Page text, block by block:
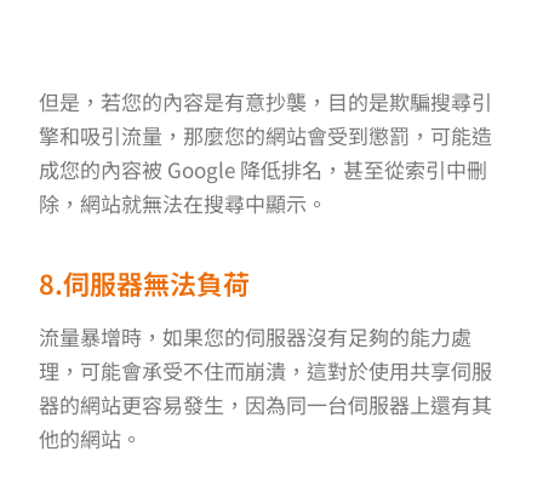
但是，若您的內容是有意抄襲，目的是欺騙搜尋引
擎和吸引流量，那麼您的網站會受到懲罰，可能造
成您的內容被 Google 降低排名，甚至從索引中刪
除，網站就無法在搜尋中顯示。
8.伺服器無法負荷
流量暴增時，如果您的伺服器沒有足夠的能力處
理，可能會承受不住而崩潰，這對於使用共享伺服
器的網站更容易發生，因為同一台伺服器上還有其
他的網站。